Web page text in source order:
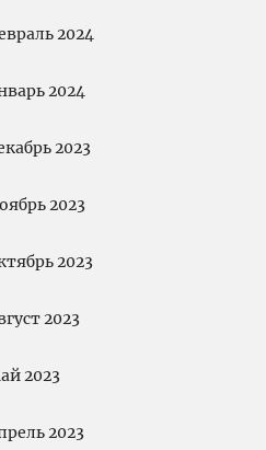
2024
2024
2023
2023
2023
2023
2023
2023